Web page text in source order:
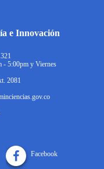
e Innovación
- 5:00pm y Viernes
2081
Facebook